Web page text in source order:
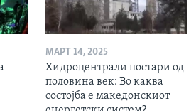
МАРТ 14, 2025
Хидроцентрали постари од
половина век: Во каква
состојба е македонскиот